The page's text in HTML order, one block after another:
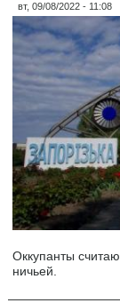
вт, 09/08/2022 - 11:08
Оккупанты
ничьей.